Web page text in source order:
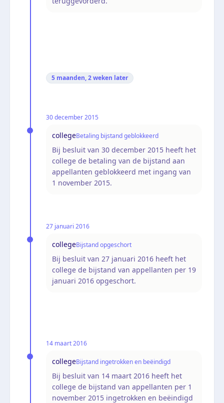
5 maanden, 2 weken later
30 december 2015
collegeBetaling bijstand geblokkeerd
Bij besluit van 30 december 2015 heeft het
college de betaling van de bijstand aan
appellanten geblokkeerd met ingang van
1 november 2015.
27 januari 2016
collegeBijstand opgeschort
Bij besluit van 27 januari 2016 heeft het
college de bijstand van appellanten per 19
januari 2016 opgeschort.
14 maart 2016
collegeBijstand ingetrokken en beëindigd
Bij besluit van 14 maart 2016 heeft het
college de bijstand van appellanten per 1
november 2015 ingetrokken en beëindigd